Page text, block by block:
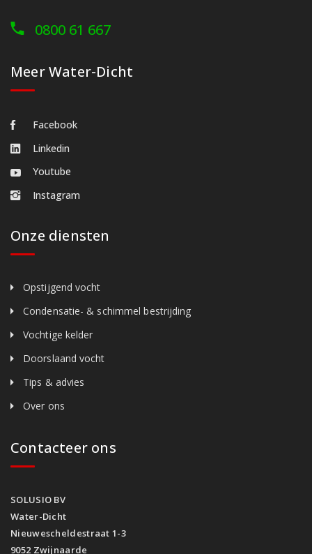
0800 61 667
Meer Water-Dicht
Facebook
Linkedin
Youtube
Instagram
Onze diensten
Opstijgend vocht
Condensatie- & schimmel bestrijding
Vochtige kelder
Doorslaand vocht
Tips & advies
Over ons
Contacteer ons
SOLUSIO BV
Water-Dicht
Nieuwescheldestraat 1-3
9052 Zwijnaarde